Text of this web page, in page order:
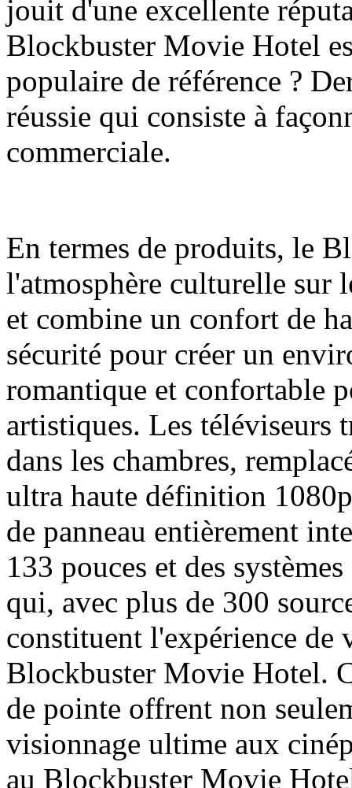
jouit d'une excellente
Blockbuster Movie Hotel
populaire de référence ?
réussie qui consiste à
commerciale.
En termes de produits, le
l'atmosphère culturelle sur
et combine un confort de
sécurité pour créer un
romantique et confortable
artistiques. Les téléviseurs
dans les chambres,
ultra haute définition
de panneau entièrement
133 pouces et des
qui, avec plus de 300
constituent l'expérience de
Blockbuster Movie Hotel.
de pointe offrent non
visionnage ultime aux
au Blockbuster Movie